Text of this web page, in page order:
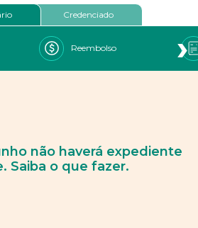
Credenciado
Reembolso ›
não haverá expediente
Saiba o que fazer.